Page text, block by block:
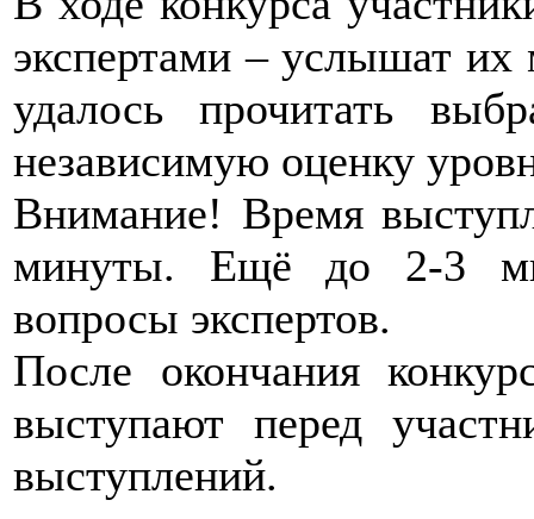
экспертами – услышат их
удалось прочитать
независимую оценку
Внимание! Время
минуты. Ещё до 2-3
вопросы экспертов.
После окончания
выступают перед
выступлений.